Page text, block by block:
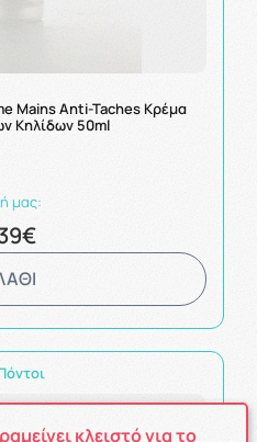
Mains Anti-Taches Κρέμα
Κηλίδων 50ml
μας:
κλειστό για το